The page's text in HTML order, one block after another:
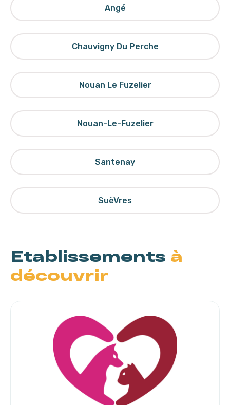
Angé
Chauvigny Du Perche
Nouan Le Fuzelier
Nouan-Le-Fuzelier
Santenay
SuèVres
Etablissements à
découvrir